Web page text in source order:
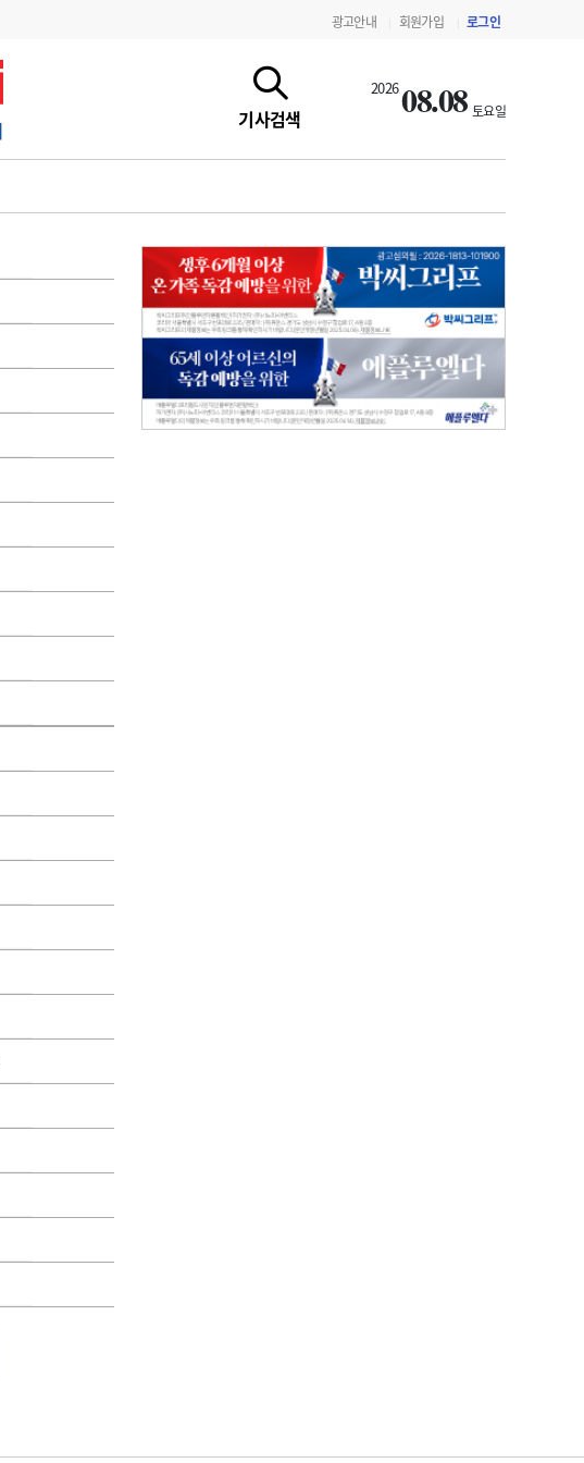
광고안내 회원가입 로그인
기사검색
202608.08 토요일
지침·기준·평가 약제급여 심사 결과